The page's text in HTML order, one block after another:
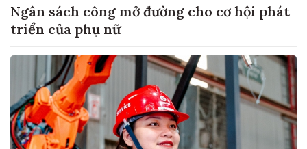
Ngân sách công mở đường cho cơ hội phát
triển của phụ nữ